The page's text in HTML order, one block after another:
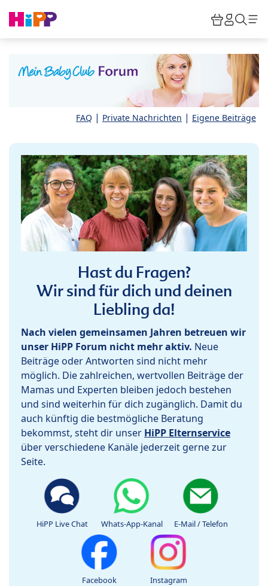
HiPP
FAQ | Private Nachrichten | Eigene Beiträge
Hast du Fragen?
Wir sind für dich und deinen
Liebling da!
Nach vielen gemeinsamen Jahren betreuen wir
unser HiPP Forum nicht mehr aktiv. Neue
Beiträge oder Antworten sind nicht mehr
möglich. Die zahlreichen, wertvollen Beiträge der
Mamas und Experten bleiben jedoch bestehen
und sind weiterhin für dich zugänglich. Damit du
auch künftig die bestmögliche Beratung
bekommst, steht dir unser HiPP Elternservice
über verschiedene Kanäle jederzeit gerne zur
Seite.
HiPP Live Chat Whats-App-Kanal E-Mail / Telefon
Facebook Instagram